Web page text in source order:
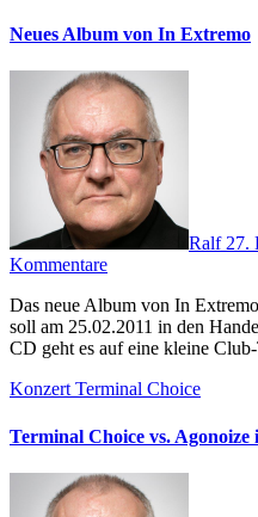
Neues Album von In Extremo
Ralf27.
Kommentare
Das neue Album von In Extremo wird „Sterneneisen“ heissen und
soll am 25.02.2011 in den
CD geht es auf eine kleine
KonzertTerminal Choice
Terminal Choice vs.